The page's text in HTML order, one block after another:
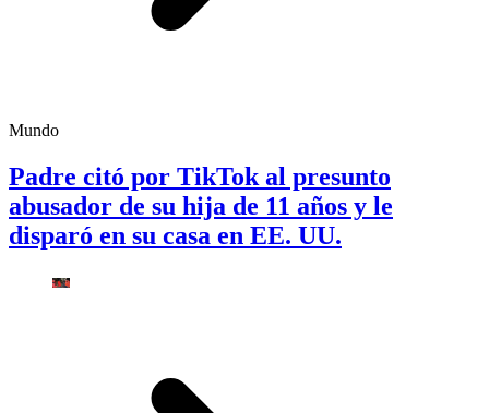
Mundo
Padre citó por TikTok al presunto
abusador de su hija de 11 años y le
disparó en su casa en EE. UU.